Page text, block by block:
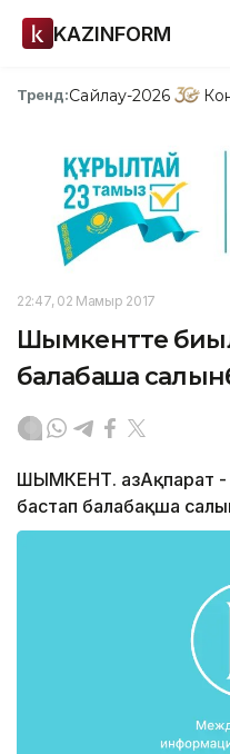
KAZINFORM
Тренд:Сайлау-2026
22:47, 02 Мамыр 2017
Шымкентте
балабақша
ШЫМКЕНТ. ҚазАқпарат
бастап балабақша